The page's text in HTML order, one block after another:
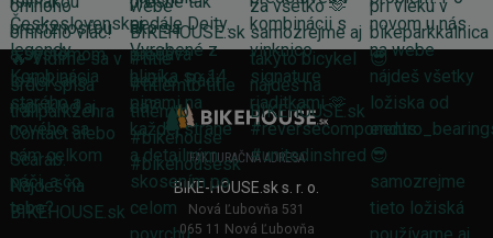
FAKTURAČNÁ ADRESA
BIKE-HOUSE.sk s. r. o.
Nová Ľubovňa 531
065 11 Nová Ľubovňa